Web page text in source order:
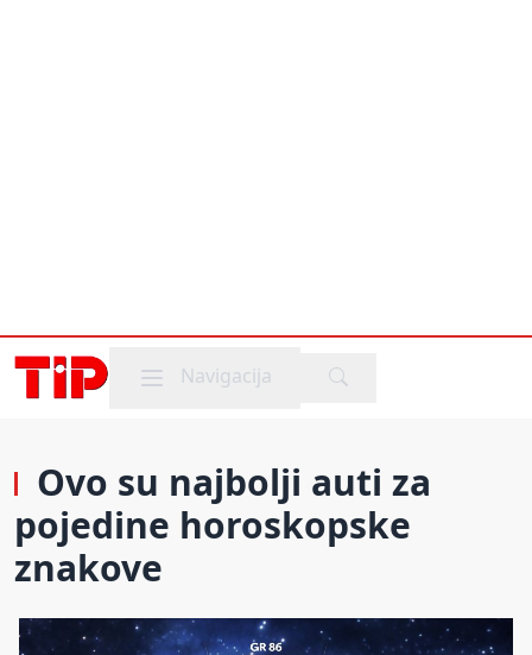
Mobile menu
Navigacija
Ovo su najbolji auti za
pojedine horoskopske
znakove